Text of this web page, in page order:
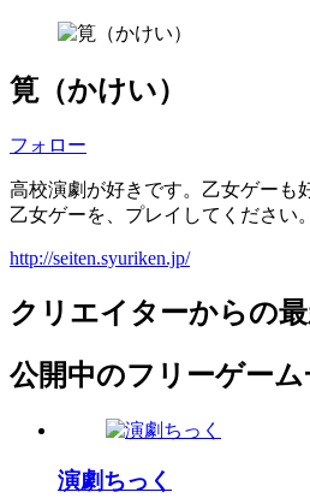
筧（かけい）
フォロー
高校演劇が好きです。乙女ゲーも
乙女ゲーを、プレイしてください。
http://seiten.syuriken.jp/
クリエイターからの
公開中のフリーゲーム
演劇ちっく